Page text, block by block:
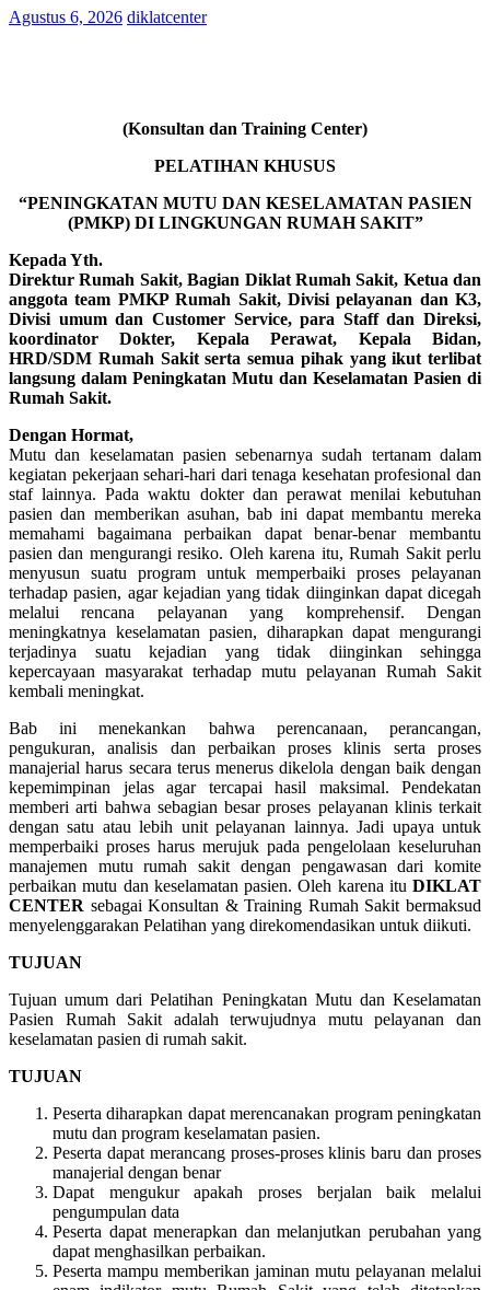
Agustus 6, 2026 diklatcenter
(Konsultan dan Training Center)
PELATIHAN KHUSUS
“PENINGKATAN MUTU DAN KESELAMATAN PASIEN
(PMKP) DI LINGKUNGAN RUMAH SAKIT”
Kepada Yth.
Direktur Rumah Sakit, Bagian Diklat Rumah Sakit, Ketua dan
anggota team PMKP Rumah Sakit, Divisi pelayanan dan K3,
Divisi umum dan Customer Service, para Staff dan Direksi,
koordinator Dokter, Kepala Perawat, Kepala Bidan,
HRD/SDM Rumah Sakit serta semua pihak yang ikut terlibat
langsung dalam Peningkatan Mutu dan Keselamatan Pasien di
Rumah Sakit.
Dengan Hormat,
Mutu dan keselamatan pasien sebenarnya sudah tertanam dalam
kegiatan pekerjaan sehari-hari dari tenaga kesehatan profesional dan
staf lainnya. Pada waktu dokter dan perawat menilai kebutuhan
pasien dan memberikan asuhan, bab ini dapat membantu mereka
memahami bagaimana perbaikan dapat benar-benar membantu
pasien dan mengurangi resiko. Oleh karena itu, Rumah Sakit perlu
menyusun suatu program untuk memperbaiki proses pelayanan
terhadap pasien, agar kejadian yang tidak diinginkan dapat dicegah
melalui rencana pelayanan yang komprehensif. Dengan
meningkatnya keselamatan pasien, diharapkan dapat mengurangi
terjadinya suatu kejadian yang tidak diinginkan sehingga
kepercayaan masyarakat terhadap mutu pelayanan Rumah Sakit
kembali meningkat.
Bab ini menekankan bahwa perencanaan, perancangan,
pengukuran, analisis dan perbaikan proses klinis serta proses
manajerial harus secara terus menerus dikelola dengan baik dengan
kepemimpinan jelas agar tercapai hasil maksimal. Pendekatan
memberi arti bahwa sebagian besar proses pelayanan klinis terkait
dengan satu atau lebih unit pelayanan lainnya. Jadi upaya untuk
memperbaiki proses harus merujuk pada pengelolaan keseluruhan
manajemen mutu rumah sakit dengan pengawasan dari komite
perbaikan mutu dan keselamatan pasien. Oleh karena itu DIKLAT
CENTER sebagai Konsultan & Training Rumah Sakit bermaksud
menyelenggarakan Pelatihan yang direkomendasikan untuk diikuti.
TUJUAN
Tujuan umum dari Pelatihan Peningkatan Mutu dan Keselamatan
Pasien Rumah Sakit adalah terwujudnya mutu pelayanan dan
keselamatan pasien di rumah sakit.
TUJUAN
Peserta diharapkan dapat merencanakan program peningkatan
mutu dan program keselamatan pasien.
Peserta dapat merancang proses-proses klinis baru dan proses
manajerial dengan benar
Dapat mengukur apakah proses berjalan baik melalui
pengumpulan data
Peserta dapat menerapkan dan melanjutkan perubahan yang
dapat menghasilkan perbaikan.
Peserta mampu memberikan jaminan mutu pelayanan melalui